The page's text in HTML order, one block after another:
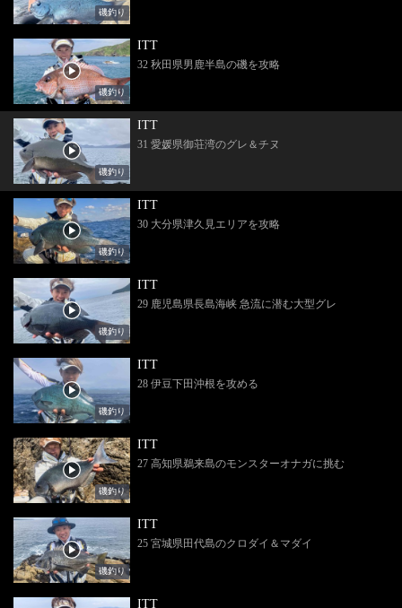
磯釣り
磯釣り
ITT
32 秋田県男鹿半島の磯を攻略
磯釣り
ITT
31 愛媛県御荘湾のグレ＆チヌ
磯釣り
ITT
30 大分県津久見エリアを攻略
磯釣り
ITT
29 鹿児島県長島海峡 急流に潜む大型グレ
磯釣り
ITT
28 伊豆下田沖根を攻める
磯釣り
ITT
27 高知県鵜来島のモンスターオナガに挑む
磯釣り
ITT
25 宮城県田代島のクロダイ＆マダイ
ITT